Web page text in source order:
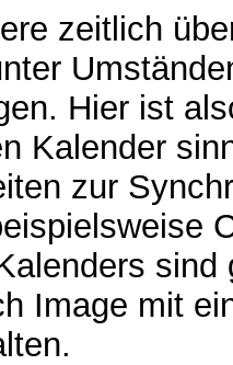
zeitlich
Hier ist
Kalender
zur
Image mit